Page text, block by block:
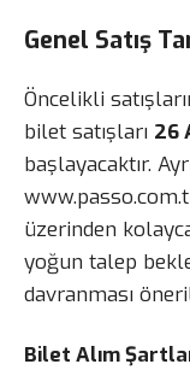
Genel Satış
Öncelikli
bilet satışları 26
başlayacaktır.
üzerinden
yoğun talep
davranması
Bilet Alım